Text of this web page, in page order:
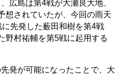
広島は第4戦が大瀬良大地、
想されていたが、今回の雨天
先発した薮田和樹を第4戦
野村祐輔を第5戦に起用する
発が可能になったことで、大